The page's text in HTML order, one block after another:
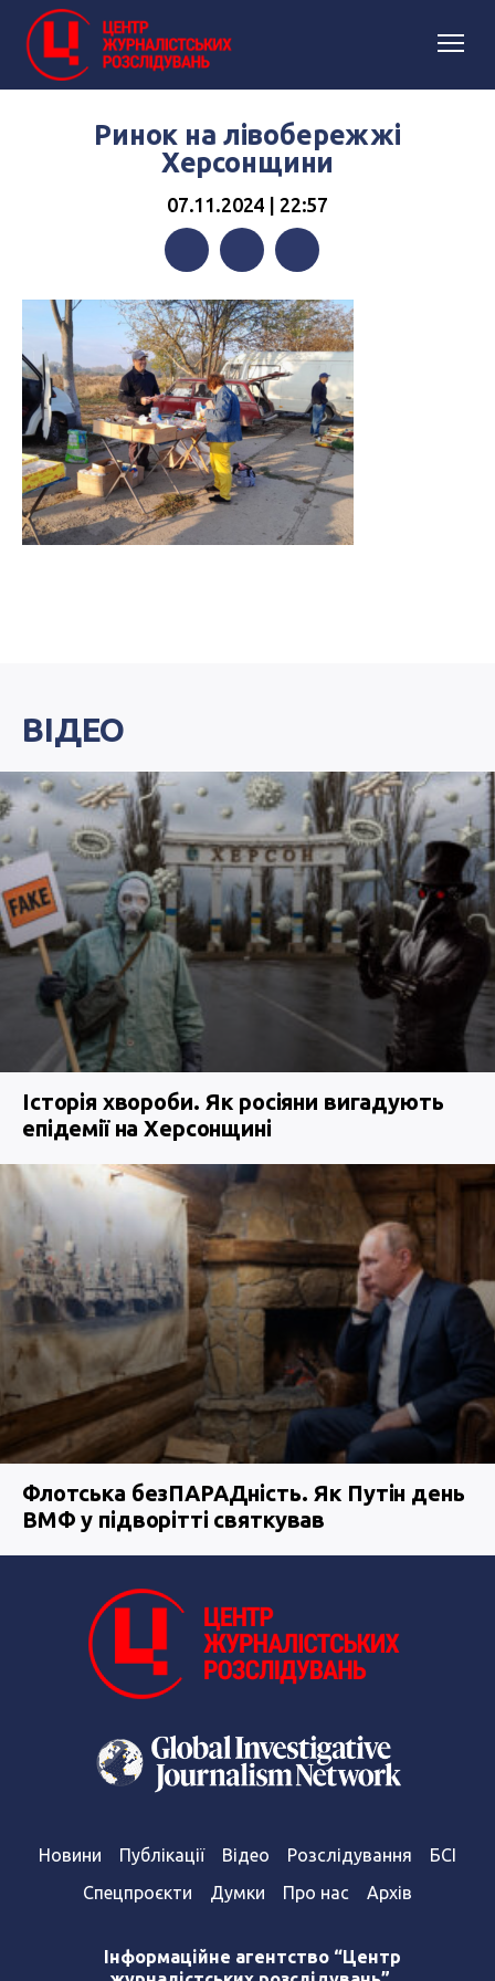
Ринок на лівобережжі
Херсонщини
07.11.2024 | 22:57
ВІДЕО
Історія хвороби. Як росіяни вигадують
епідемії на Херсонщині
Флотська безПАРАДність. Як Путін день
ВМФ у підворітті святкував
Новини Публікації Відео Розслідування
БСІ
Спецпроєкти
Думки Про нас Архів
Інформаційне агентство “Центр